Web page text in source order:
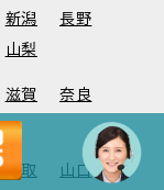
新潟
長野
山梨
滋賀
奈良
鳥取 山口